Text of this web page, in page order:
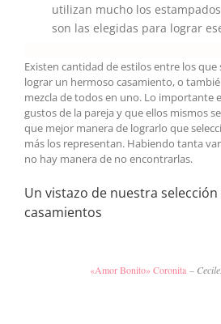
utilizan mucho los
son las elegidas para lograr
Existen cantidad de estilos entre los que
lograr un hermoso casamiento, o
mezcla de todos en uno. Lo importante
gustos de la pareja y que ellos mismos
que mejor manera de lograrlo que
más los representan. Habiendo tanta
no hay manera de no encontrarlas.
Un vistazo de nuestra
casamientos
«Amor Bonito» Coronita –